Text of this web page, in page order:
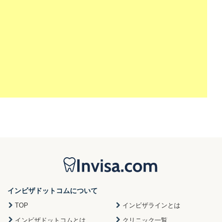
インビザドットコムについて
TOP
インビザラインとは
インビザドットコムとは
クリニック一覧